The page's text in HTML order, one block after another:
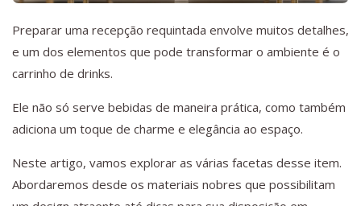
Preparar uma recepção requintada envolve muitos detalhes,
e um dos elementos que pode transformar o ambiente é o
carrinho de drinks.
Ele não só serve bebidas de maneira prática, como também
adiciona um toque de charme e elegância ao espaço.
Neste artigo, vamos explorar as várias facetas desse item.
Abordaremos desde os materiais nobres que possibilitam